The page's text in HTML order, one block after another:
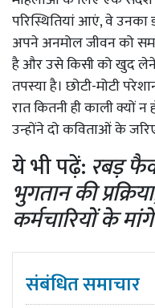
परिस्थितियां आएं, वे
अपने अनमोल जीवन को
है और उसे किसी को खुद
तपस्या है। छोटी-मोटी
रात कितनी ही काली क्यों
उन्होंने दो कविताओं के
ये भी पढ़ें: रबड़
भुगतान की
कर्मचारियों के
संबंधित समाचार